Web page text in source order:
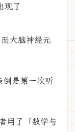
现了
大脑神经元
倒是第一次听
用了「数学与